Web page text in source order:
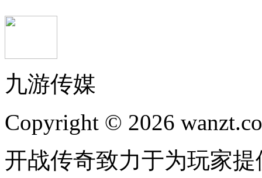
九游传媒
Copyright © 2026
开战传奇致力于为玩家